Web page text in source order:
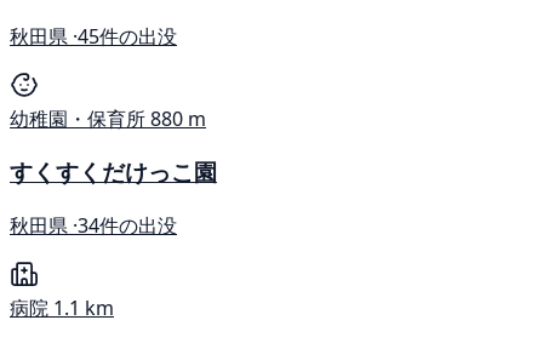
秋田県 ·45件の出没
幼稚園・保育所880 m
すくすくだけっこ園
秋田県 ·34件の出没
病院 1.1 km